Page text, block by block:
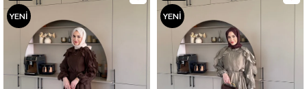
YENI
ÜRÜN
YENI
ÜRÜN